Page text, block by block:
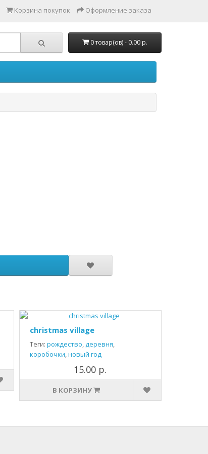
Корзина покупок Оформление заказа
0 товар(ов) - 0.00 р.
christmas village
Теги: рождество,деревня,
коробочки,новый год
15.00 р.
В КОРЗИНУ